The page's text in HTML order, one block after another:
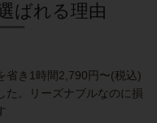
ばれる理由
省き1時間2,790円〜(税込)
た。リーズナブルなのに損